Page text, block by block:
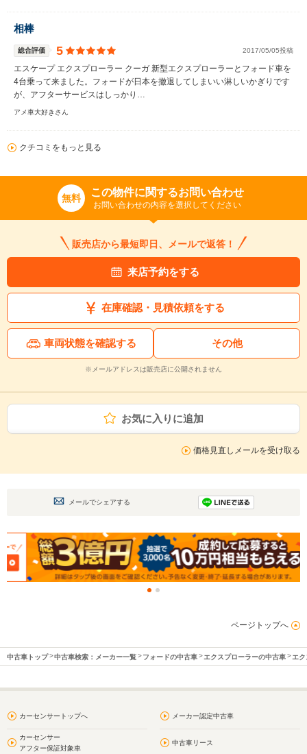
相棒
総合評価 5 2017/05/05投稿
エスケープ エクスプローラー クーガ 新型エクスプローラーとフォード車を
4台乗って来ました。フォードが日本を撤退してしまいい淋しいかぎりです
が、アフターサービスはしっかり…
アメ車大好きさん
クチコミをもっと見る
無料 この物件に関するお問い合わせ
お問い合わせの内容を選択してください
販売店から最短即日、メールで返答！
来店予約をする
在庫確認・見積依頼をする
車両状態を確認する その他
※メールアドレスは販売店に公開されません
お気に入りに追加
価格見直しメールを受け取る
メールでシェアする
ページトップへ
中古車トップ 中古車検索：メーカー一覧 フォードの中古車 エクスプローラーの中古車 エ
カーセンサートップへ メーカー認定中古車
カーセンサー
アフター保証対象車
中古車リース